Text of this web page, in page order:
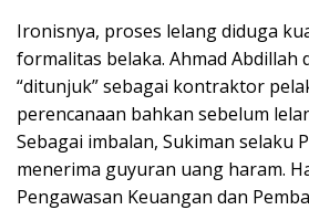
​Ironisnya, proses lelang diduga
formalitas belaka. Ahmad Abdillah
“ditunjuk” sebagai kontraktor
perencanaan bahkan sebelum
Sebagai imbalan, Sukiman selaku
menerima guyuran uang haram.
Pengawasan Keuangan dan